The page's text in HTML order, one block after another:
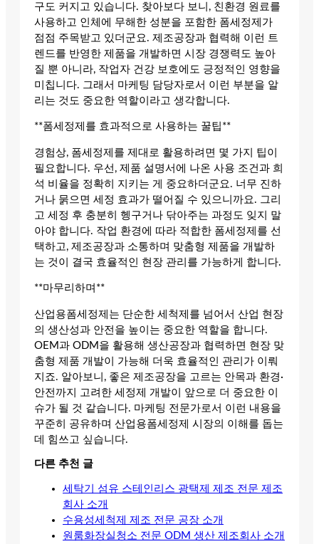
구도 커지고 있습니다. 찾아보다 보니, 친환경 원료를
사용하고 인체에 무해한 성분을 포함한 폼세정제가
점점 주목받고 있더군요. 제조공장과 협력해 이런 트
렌드를 반영한 제품을 개발하면 시장 경쟁력도 높아
질 뿐 아니라, 작업자 건강 보호에도 긍정적인 영향을
미칩니다. 그래서 마케팅 담당자로서 이런 부분을 알
리는 것도 중요한 역할이라고 생각합니다.
**폼세정제를 효과적으로 사용하는 꿀팁**
경험상, 폼세정제를 제대로 활용하려면 몇 가지 팁이
필요합니다. 우선, 제품 설명서에 나온 사용 조건과 희
석 비율을 정확히 지키는 게 중요하더군요. 너무 진하
거나 묽으면 세정 효과가 떨어질 수 있으니까요. 그리
고 세정 후 충분히 헹구거나 닦아주는 과정도 잊지 말
아야 합니다. 작업 환경에 따라 적합한 폼세정제를 선
택하고, 제조공장과 소통하며 맞춤형 제품을 개발하
는 것이 결국 효율적인 현장 관리를 가능하게 합니다.
**마무리하며**
산업용폼세정제는 단순한 세척제를 넘어서 산업 현장
의 생산성과 안전을 높이는 중요한 역할을 합니다.
OEM과 ODM을 활용해 생산공장과 협력하면 현장 맞
춤형 제품 개발이 가능해 더욱 효율적인 관리가 이뤄
지죠. 알아보니, 좋은 제조공장을 고르는 안목과 환경·
안전까지 고려한 세정제 개발이 앞으로 더 중요한 이
슈가 될 것 같습니다. 마케팅 전문가로서 이런 내용을
꾸준히 공유하며 산업용폼세정제 시장의 이해를 돕는
데 힘쓰고 싶습니다.
다른 추천 글
세탁기 섬유 스테인리스 광택제 제조 전문 제조
회사 소개
수용성세척제 제조 전문 공장 소개
원룸화장실청소 전문 ODM 생산 제조회사 소개